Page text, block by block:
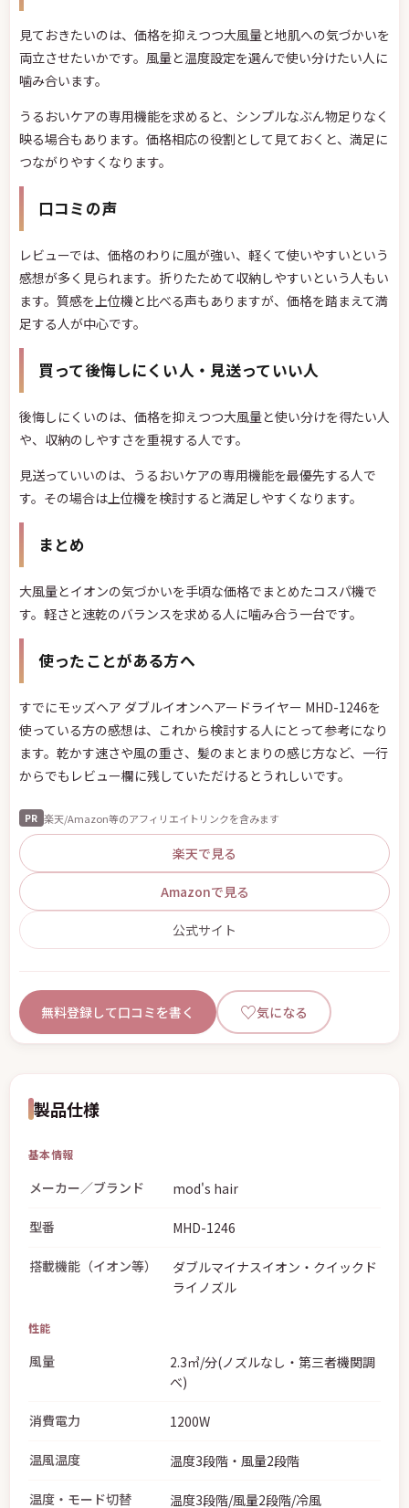
見ておきたいのは、価格を抑えつつ大風量と地肌への気づかいを
両立させたいかです。風量と温度設定を選んで使い分けたい人に
噛み合います。
うるおいケアの専用機能を求めると、シンプルなぶん物足りなく
映る場合もあります。価格相応の役割として見ておくと、満足に
つながりやすくなります。
口コミの声
レビューでは、価格のわりに風が強い、軽くて使いやすいという
感想が多く見られます。折りたためて収納しやすいという人もい
ます。質感を上位機と比べる声もありますが、価格を踏まえて満
足する人が中心です。
買って後悔しにくい人・見送っていい人
後悔しにくいのは、価格を抑えつつ大風量と使い分けを得たい人
や、収納のしやすさを重視する人です。
見送っていいのは、うるおいケアの専用機能を最優先する人で
す。その場合は上位機を検討すると満足しやすくなります。
まとめ
大風量とイオンの気づかいを手頃な価格でまとめたコスパ機で
す。軽さと速乾のバランスを求める人に噛み合う一台です。
使ったことがある方へ
すでにモッズヘア ダブルイオンヘアードライヤー MHD-1246を
使っている方の感想は、これから検討する人にとって参考になり
ます。乾かす速さや風の重さ、髪のまとまりの感じ方など、一行
からでもレビュー欄に残していただけるとうれしいです。
PR 楽天/Amazon等のアフィリエイトリンクを含みます
楽天で見る
Amazonで見る
公式サイト
無料登録して口コミを書く ♡気になる
製品仕様
基本情報
メーカー／ブランド mod's hair
型番 MHD-1246
搭載機能（イオン等）
ダブルマイナスイオン・クイックド
ライノズル
性能
風量
2.3㎥/分(ノズルなし・第三者機関調
べ)
消費電力 1200W
温風温度 温度3段階・風量2段階
温度・モード切替 温度3段階/風量2段階/冷風